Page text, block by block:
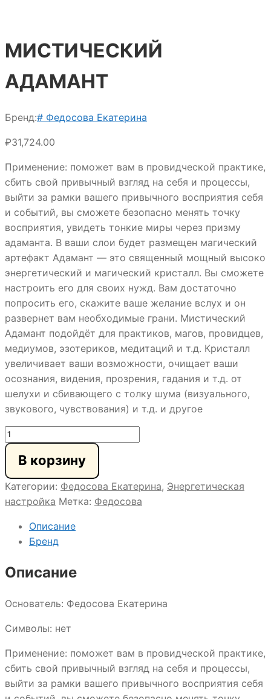
МИСТИЧЕСКИЙ
АДАМАНТ
Бренд:# Федосова Екатерина
₽31,724.00
Применение: поможет вам в провидческой практике,
сбить свой привычный взгляд на себя и процессы,
выйти за рамки вашего привычного восприятия себя
и событий, вы сможете безопасно менять точку
восприятия, увидеть тонкие миры через призму
адаманта. В ваши слои будет размещен магический
артефакт Адамант — это священный мощный высоко
энергетический и магический кристалл. Вы сможете
настроить его для своих нужд. Вам достаточно
попросить его, скажите ваше желание вслух и он
развернет вам необходимые грани. Мистический
Адамант подойдёт для практиков, магов, провидцев,
медиумов, эзотериков, медитаций и т.д. Кристалл
увеличивает ваши возможности, очищает ваши
осознания, видения, прозрения, гадания и т.д. от
шелухи и сбивающего с толку шума (визуального,
звукового, чувствования) и т.д. и другое
Количество
товара
МИСТИЧЕСКИЙ
АДАМАНТ
В корзину
Категории: Федосова Екатерина, Энергетическая
настройка Метка: Федосова
Описание
Бренд
Описание
Основатель: Федосова Екатерина
Символы: нет
Применение: поможет вам в провидческой практике,
сбить свой привычный взгляд на себя и процессы,
выйти за рамки вашего привычного восприятия себя